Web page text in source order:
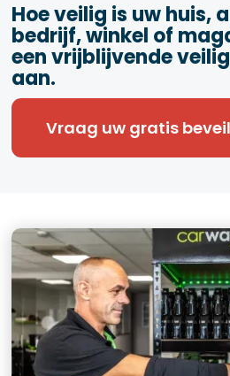
Hoe veilig is uw huis,
bedrijf, winkel of
een vrijblijvende
aan.
Vraag uw gratis